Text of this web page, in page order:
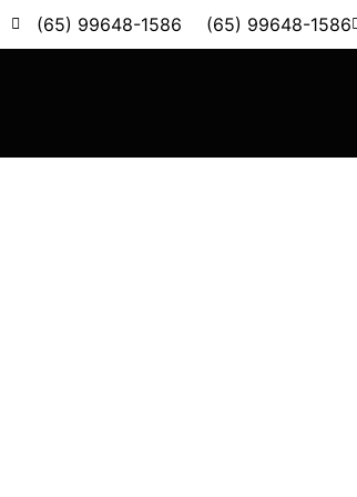
(65) 99648-1586 (65) 99648-1586